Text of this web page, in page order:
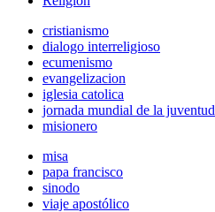
cristianismo
dialogo interreligioso
ecumenismo
evangelizacion
iglesia catolica
jornada mundial de la juventud
misionero
misa
papa francisco
sinodo
viaje apostólico